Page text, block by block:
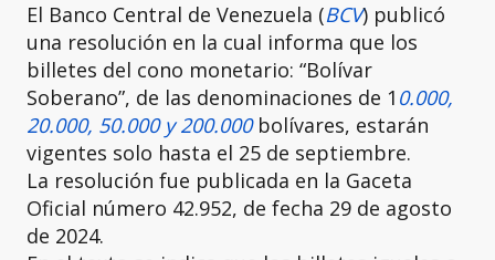
El Banco Central de Venezuela (BCV) publicó
una resolución en la cual informa que los
billetes del cono monetario: “Bolívar
Soberano”, de las denominaciones de 1 0.000,
20.000, 50.000 y 200.000bolívares, estarán
vigentes solo hasta el 25 de septiembre.
La resolución fue publicada en la Gaceta
Oficial número 42.952, de fecha 29 de agosto
de 2024.